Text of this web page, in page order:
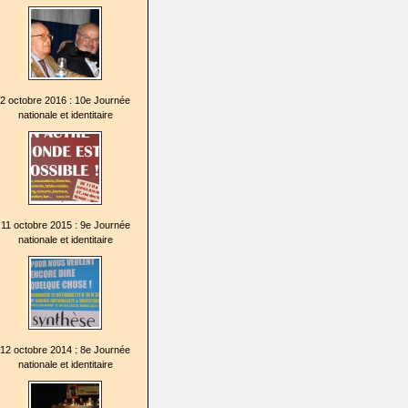
2 octobre 2016 : 10e Journée
nationale et identitaire
11 octobre 2015 : 9e Journée
nationale et identitaire
12 octobre 2014 : 8e Journée
nationale et identitaire